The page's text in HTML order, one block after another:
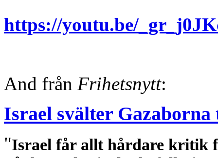
https://youtu.be/
And från Frihetsnytt:
Israel svälter Gazaborna
"Israel får allt hårdare kritik